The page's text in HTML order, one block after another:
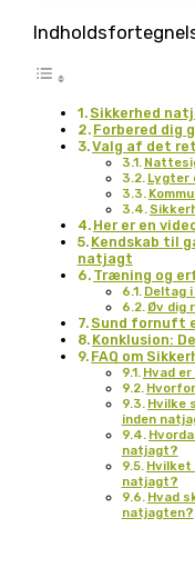
Sikkerhed
Forbered dig
Valg af det
Lygter
Her er en
Kendskab til
natjagt
Træning og
Deltag
Øv dig
Sund fornuft
Konklusion:
FAQ om
Hvad
Hvilke
inden
natjagt?
Hvilket
natjagt?
Hvad
natjagten?